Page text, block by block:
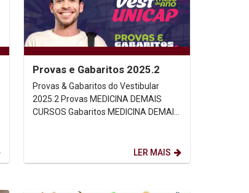
Provas e Gabaritos 2025.2
Provas & Gabaritos do Vestibular
2025.2 Provas MEDICINA DEMAIS
CURSOS Gabaritos MEDICINA DEMAIS
LER MAIS